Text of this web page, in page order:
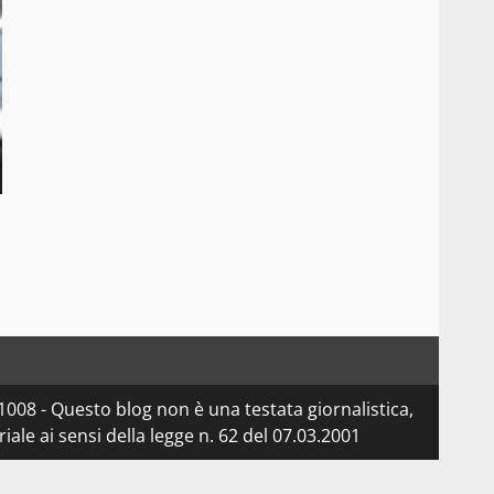
- Questo blog non è una testata giornalistica,
ai sensi della legge n. 62 del 07.03.2001